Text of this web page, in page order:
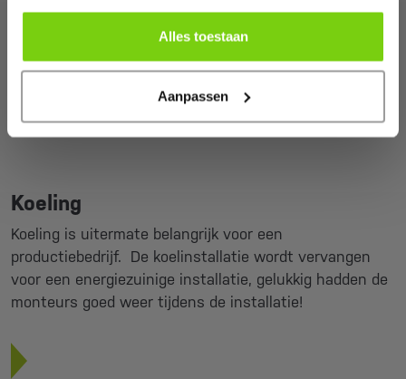
Alles toestaan
Aanpassen
te integreren en afhankelijk van het proces uit te
voeren. Wij kunnen klanten hierin volledig ontzorgen.
Koeling
Koeling is uitermate belangrijk voor een
productiebedrijf. De koelinstallatie wordt vervangen
voor een energiezuinige installatie, gelukkig hadden de
monteurs goed weer tijdens de installatie!